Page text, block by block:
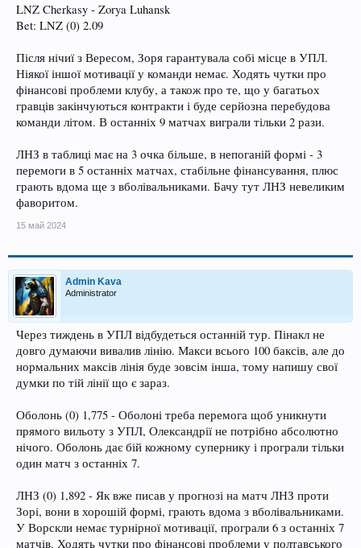
LNZ Cherkasy - Zorya Luhansk
Bet: LNZ (0) 2.09
Після нічиї з Вересом, Зоря гарантувала собі місце в УПЛ.
Ніякої іншої мотивації у команди немає. Ходять чутки про
фінансові проблеми клубу, а також про те, що у багатьох
гравців закінчуються контракти і буде серйозна перебудова
команди літом. В останніх 9 матчах виграли тільки 2 рази.
ЛНЗ в таблиці має на 3 очка більше, в непоганій формі - 3
перемоги в 5 останніх матчах, стабільне фінансування, плюс
грають вдома ще з вболівальниками. Бачу тут ЛНЗ невеликим
фаворитом.
15 май 2024
Admin Kava
Administrator
Через тиждень в УПЛ відбудеться останній тур. Пінакл не
довго думаючи вивалив лінію. Макси всього 100 баксів, але до
нормальних максів лінія буде зовсім інша, тому напишу свої
думки по тій лінії що є зараз.
Оболонь (0) 1,775 - Оболоні треба перемога щоб уникнути
прямого вильоту з УПЛ, Олександрії не потрібно абсолютно
нічого. Оболонь дає бій кожному супернику і програли тільки
один матч з останніх 7.
ЛНЗ (0) 1,892 - Як вже писав у прогнозі на матч ЛНЗ проти
Зорі, вони в хорошій формі, грають вдома з вболівальниками.
У Ворскли немає турнірної мотивації, програли 6 з останніх 7
матчів. Ходять чутки про фінансові проблеми у полтавського